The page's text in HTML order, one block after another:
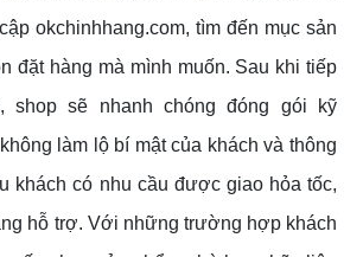
okchinhhang.com, tìm đến mục sản
đặt hàng mà mình muốn. Sau khi tiếp
shop sẽ nhanh chóng đóng gói kỹ
làm lộ bí mật của khách và thông
khách có nhu cầu được giao hỏa tốc,
hỗ trợ. Với những trường hợp khách